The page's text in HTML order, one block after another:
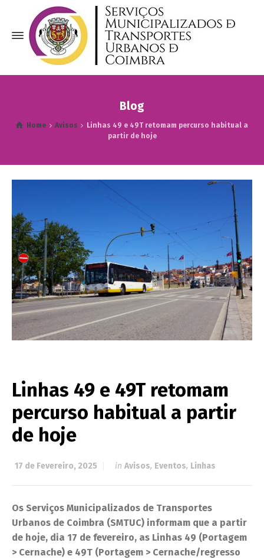
Blog
Home Avisos
Linhas 49 e 49T retomam percurso habitual a
partir de hoje
Linhas 49 e 49T retomam
percurso habitual a partir
de hoje
17 de Fevereiro, 2025 in Avisos, Eventos, Linhas
Os Serviços Municipalizados de Transportes
Urbanos de Coimbra (SMTUC) informam que a partir
de hoje, dia 17 de fevereiro, as Linhas 49 (Portagem
> Cernache) e 49T (Portagem > Cernache/regresso